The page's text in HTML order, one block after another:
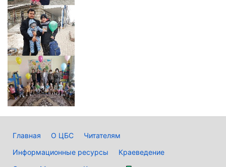
Главная О ЦБС
Читателям
Информационные ресурсы
Краеведение